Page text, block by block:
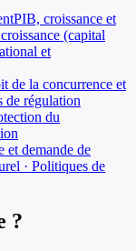
PIB, croissance et
(capital
et
de la concurrence et
de régulation
du
et demande de
· Politiques de
?